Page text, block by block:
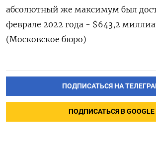
абсолютный же максимум был
феврале 2022 года - $643,2
(Московское бюро)
ПОДПИСАТЬСЯ НА
ПОДПИСАТЬСЯ В GOOGLE